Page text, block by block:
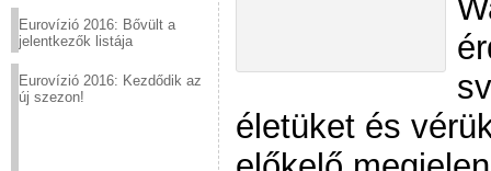
Eurovízió 2016: Bővült a
jelentkezők listája
Eurovízió 2016: Kezdődik az
új szezon!
életüket és